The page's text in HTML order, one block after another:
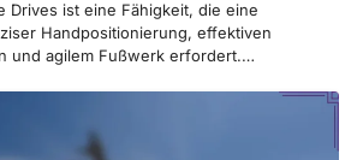
Drives ist eine Fähigkeit, die eine
Handpositionierung, effektiven
und agilem Fußwerk erfordert.…